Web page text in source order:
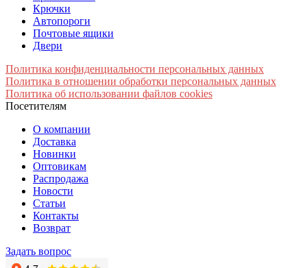
Крючки
Автопороги
Почтовые ящики
Двери
Политика конфиденциальности персональных данных
Политика в отношении обработки персональных данных
Политика об использовании файлов cookies
Посетителям
О компании
Доставка
Новинки
Оптовикам
Распродажа
Новости
Статьи
Контакты
Возврат
Задать вопрос